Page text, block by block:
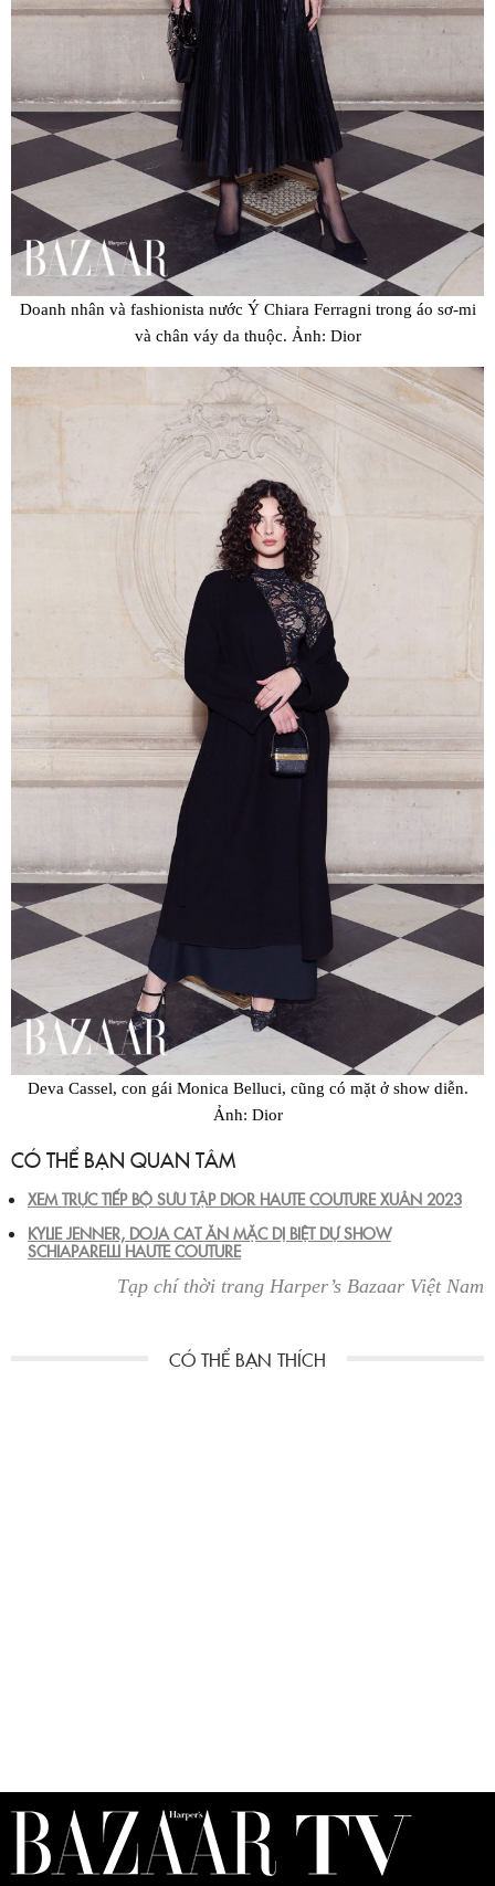
Doanh nhân và fashionista nước Ý Chiara Ferragni trong áo sơ-mi
và chân váy da thuộc. Ảnh: Dior
Deva Cassel, con gái Monica Belluci, cũng có mặt ở show diễn.
Ảnh: Dior
CÓ THỂ BẠN QUAN TÂM
XEM TRỰC TIẾP BỘ SƯU TẬP DIOR HAUTE COUTURE XUÂN 2023
KYLIE JENNER, DOJA CAT ĂN MẶC DỊ BIỆT DỰ SHOW
SCHIAPARELLI HAUTE COUTURE
Tạp chí thời trang Harper’s Bazaar Việt Nam